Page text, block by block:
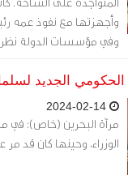
وأجهزتها مع نفوذ عمه
وفي مؤسسات الدولة نظرا
الحكومي الجديد
الوزراء، وحينها كان قد مر عامان على تفجر ثورة 14